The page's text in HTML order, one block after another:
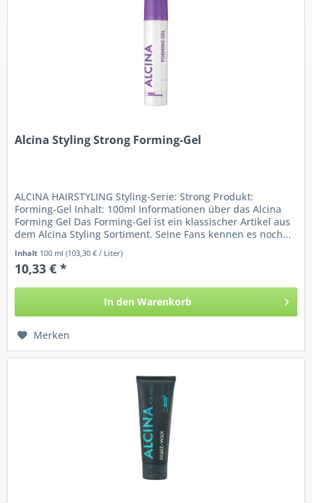
Alcina Styling Strong Forming-Gel
ALCINA HAIRSTYLING Styling-Serie: Strong Produkt:
Forming-Gel Inhalt: 100ml Informationen über das Alcina
Forming Gel Das Forming-Gel ist ein klassischer Artikel aus
dem Alcina Styling Sortiment. Seine Fans kennen es noch...
Inhalt 100 ml(103,30 € / Liter)
10,33 € *
In den Warenkorb
Merken